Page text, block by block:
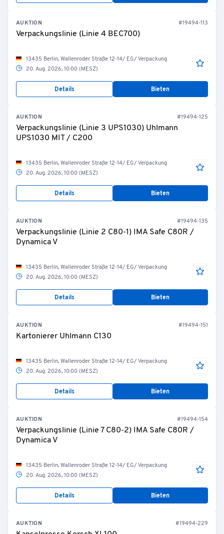
AUKTION #19494-113
Verpackungslinie (Linie 4 BEC700)
13435 Berlin, Wallenroder Straße 12-14/ EG/ Verpackung
20. Aug. 2026, 10:00 (MESZ)
Details Bieten
AUKTION #19494-125
Verpackungslinie (Linie 3 UPS1030) Uhlmann
UPS1030 MIT / C200
13435 Berlin, Wallenroder Straße 12-14/ EG/ Verpackung
20. Aug. 2026, 10:00 (MESZ)
Details Bieten
AUKTION #19494-135
Verpackungslinie (Linie 2 C80-1) IMA Safe C80R /
Dynamica V
13435 Berlin, Wallenroder Straße 12-14/ EG/ Verpackung
20. Aug. 2026, 10:00 (MESZ)
Details Bieten
AUKTION #19494-151
Kartonierer Uhlmann C130
13435 Berlin, Wallenroder Straße 12-14/ EG/ Verpackung
20. Aug. 2026, 10:00 (MESZ)
Details Bieten
AUKTION #19494-154
Verpackungslinie (Linie 7 C80-2) IMA Safe C80R /
Dynamica V
13435 Berlin, Wallenroder Straße 12-14/ EG/ Verpackung
20. Aug. 2026, 10:00 (MESZ)
Details Bieten
AUKTION #19494-229